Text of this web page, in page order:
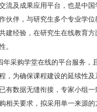
流及成果应用平台，也是中国
伙伴，与研究生多个专业学位
建经验 ，在研究生在线教育
。
年采购学堂在线的平台服务，
， 为确保课程建设的延续性
有数据无缝衔接 ，专家小组一
相关要求，拟采用单一来源